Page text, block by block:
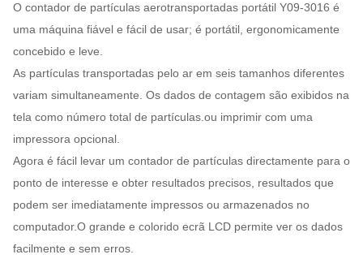
O contador de partículas aerotransportadas portátil Y09-3016 é
uma máquina fiável e fácil de usar; é portátil, ergonomicamente
concebido e leve.
As partículas transportadas pelo ar em seis tamanhos diferentes
variam simultaneamente. Os dados de contagem são exibidos na
tela como número total de partículas.ou imprimir com uma
impressora opcional.
Agora é fácil levar um contador de partículas directamente para o
ponto de interesse e obter resultados precisos, resultados que
podem ser imediatamente impressos ou armazenados no
computador.O grande e colorido ecrã LCD permite ver os dados
facilmente e sem erros.